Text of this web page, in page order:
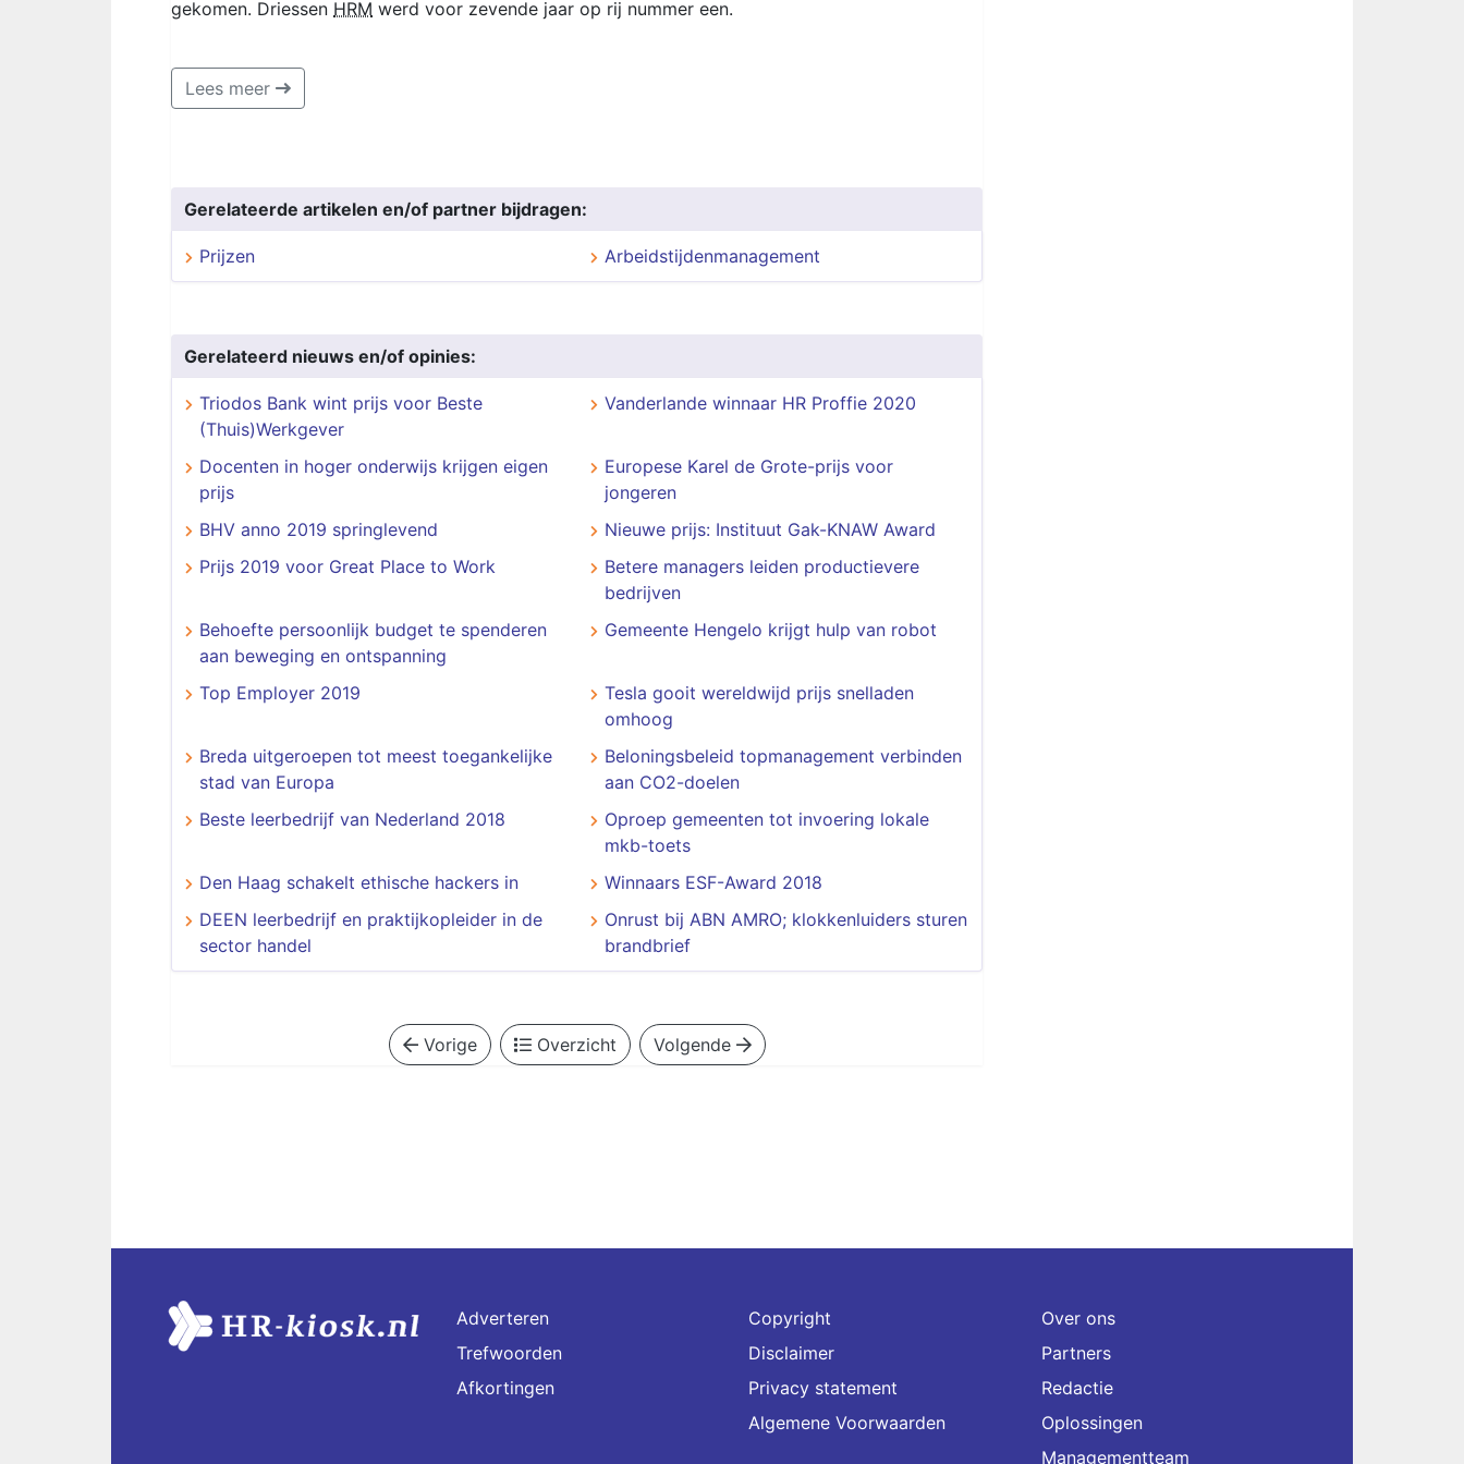
gekomen. Driessen HRM werd voor zevende jaar op rij nummer een.
Lees meer
Gerelateerde artikelen en/of partner bijdragen:
Prijzen Arbeidstijdenmanagement
Gerelateerd nieuws en/of opinies:
Triodos Bank wint prijs voor Beste
(Thuis)Werkgever
Vanderlande winnaar HR Proffie 2020
Docenten in hoger onderwijs krijgen eigen
prijs
Europese Karel de Grote-prijs voor
jongeren
BHV anno 2019 springlevend
Nieuwe prijs: Instituut Gak-KNAW Award
Prijs 2019 voor Great Place to Work
Betere managers leiden productievere
bedrijven
Behoefte persoonlijk budget te spenderen
aan beweging en ontspanning
Gemeente Hengelo krijgt hulp van robot
Top Employer 2019
Tesla gooit wereldwijd prijs snelladen
omhoog
Breda uitgeroepen tot meest toegankelijke
stad van Europa
Beloningsbeleid topmanagement verbinden
aan CO2-doelen
Beste leerbedrijf van Nederland 2018
Oproep gemeenten tot invoering lokale
mkb-toets
Den Haag schakelt ethische hackers in
Winnaars ESF-Award 2018
DEEN leerbedrijf en praktijkopleider in de
sector handel
Onrust bij ABN AMRO; klokkenluiders sturen
brandbrief
Vorige Overzicht Volgende
Adverteren
Trefwoorden
Afkortingen
Copyright
Disclaimer
Privacy statement
Algemene Voorwaarden
Over ons
Partners
Redactie
Oplossingen
Managementteam